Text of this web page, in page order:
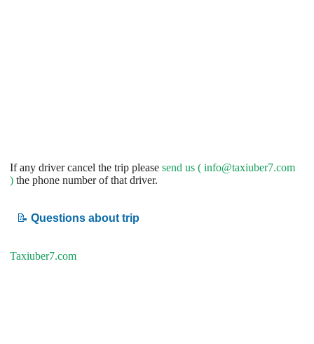
If any driver cancel the trip please send us ( info@taxiuber7.com
) the phone number of that driver.
📝 Questions about trip
Taxiuber7.com